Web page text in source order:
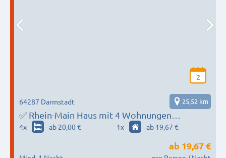
2
✅ Rhein-Main Haus mit 4 Wohnungen
✅Einzelbetten ✅Parkplätze ✅Reinigungen
64287 Darmstadt 25,52 km
4x ab 20,00 € 1x ab 19,67 €
ab 19,67 €